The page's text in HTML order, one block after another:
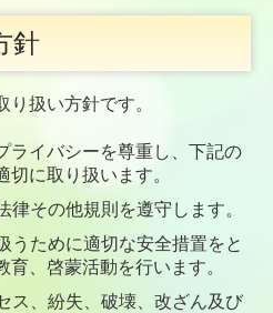
針
扱い方針です。
ライバシーを尊重し、下記の
に取り扱います。
律その他規則を遵守します。
うために適切な安全措置をと
育、啓蒙活動を行います。
ス、紛失、破壊、改ざん及び